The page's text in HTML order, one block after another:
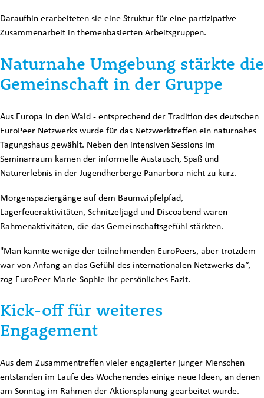
Daraufhin erarbeiteten sie eine Struktur für eine partizipative
Zusammenarbeit in themenbasierten Arbeitsgruppen.
Naturnahe Umgebung stärkte die
Gemeinschaft in der Gruppe
Aus Europa in den Wald - entsprechend der Tradition des deutschen
EuroPeer Netzwerks wurde für das Netzwerktreffen ein naturnahes
Tagungshaus gewählt. Neben den intensiven Sessions im
Seminarraum kamen der informelle Austausch, Spaß und
Naturerlebnis in der Jugendherberge Panarbora nicht zu kurz.
Morgenspaziergänge auf dem Baumwipfelpfad,
Lagerfeueraktivitäten, Schnitzeljagd und Discoabend waren
Rahmenaktivitäten, die das Gemeinschaftsgefühl stärkten.
"Man kannte wenige der teilnehmenden EuroPeers, aber trotzdem
war von Anfang an das Gefühl des internationalen Netzwerks da“,
zog EuroPeer Marie-Sophie ihr persönliches Fazit.
Kick-off für weiteres
Engagement
Aus dem Zusammentreffen vieler engagierter junger Menschen
entstanden im Laufe des Wochenendes einige neue Ideen, an denen
am Sonntag im Rahmen der Aktionsplanung gearbeitet wurde.